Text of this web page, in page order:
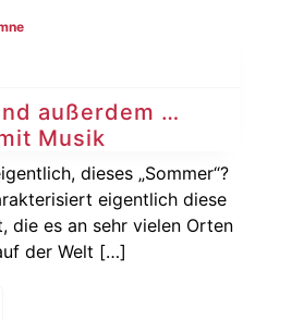
außerdem …
Musik
dieses „Sommer“?
eigentlich diese
die es an sehr vielen Orten
der Welt […]